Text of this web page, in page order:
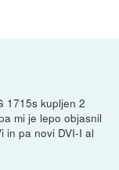
1715s kupljen 2
mi je lepo objasnil
in pa novi DVI-I al